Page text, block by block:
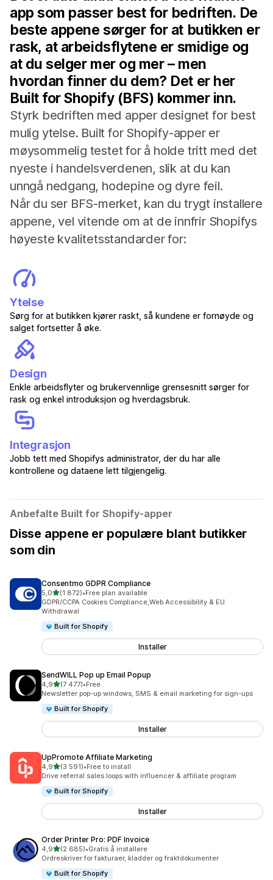
app som passer best for bedriften. De
beste appene sørger for at butikken er
rask, at arbeidsflytene er smidige og
at du selger mer og mer – men
hvordan finner du dem? Det er her
Built for Shopify (BFS) kommer inn.
Styrk bedriften med apper designet for best
mulig ytelse. Built for Shopify-apper er
møysommelig testet for å holde tritt med det
nyeste i handelsverdenen, slik at du kan
unngå nedgang, hodepine og dyre feil.
Når du ser BFS-merket, kan du trygt installere
appene, vel vitende om at de innfrir Shopifys
høyeste kvalitetsstandarder for:
Ytelse
Sørg for at butikken kjører raskt, så kundene er fornøyde og
salget fortsetter å øke.
Design
Enkle arbeidsflyter og brukervennlige grensesnitt sørger for
rask og enkel introduksjon og hverdagsbruk.
Integrasjon
Jobb tett med Shopifys administrator, der du har alle
kontrollene og dataene lett tilgjengelig.
Anbefalte Built for Shopify-apper
Disse appene er populære blant butikker
som din
Consentmo GDPR Compliance
5,0av 5 stjerner
(1 872)
Totalt 1872 omtaler
•Free plan available
GDPR/CCPA Cookies Compliance,Web Accessibility & EU
Withdrawal
Built for Shopify
Installer
SendWILL Pop up Email Popup
4,9av 5 stjerner
(7 477)
Totalt 7477 omtaler
•Free
Newsletter pop-up windows, SMS & email marketing for sign-ups
Built for Shopify
Installer
UpPromote Affiliate Marketing
4,9av 5 stjerner
(3 591)
Totalt 3591 omtaler
•Free to install
Drive referral sales loops with influencer & affiliate program
Built for Shopify
Installer
Order Printer Pro: PDF Invoice
4,9av 5 stjerner
(2 685)
Totalt 2685 omtaler
•Gratis å installere
Ordreskriver for fakturaer, kladder og fraktdokumenter
Built for Shopify